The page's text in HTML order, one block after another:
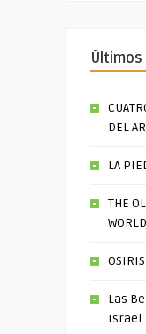
DEL
LA
THE
WORLD
Las
Israel